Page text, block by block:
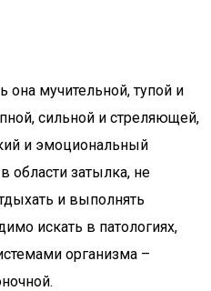
она мучительной, тупой и
сильной и стреляющей,
и эмоциональный
области затылка, не
и выполнять
искать в патологиях,
организма –